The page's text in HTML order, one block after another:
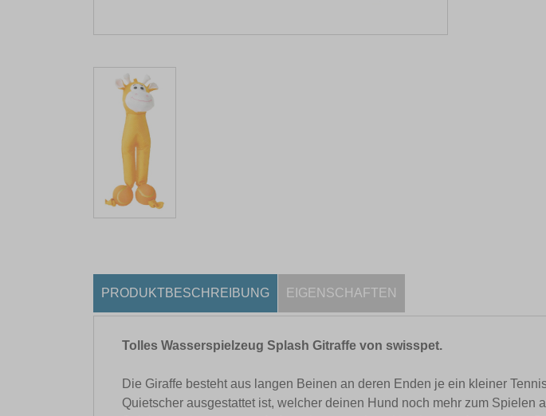
PRODUKTBESCHREIBUNG EIGENSCHAFTEN
Tolles Wasserspielzeug Splash Gitraffe von swisspet.
Die Giraffe besteht aus langen Beinen an deren Enden je ein kleiner
Quietscher ausgestattet ist, welcher deinen Hund noch mehr zum